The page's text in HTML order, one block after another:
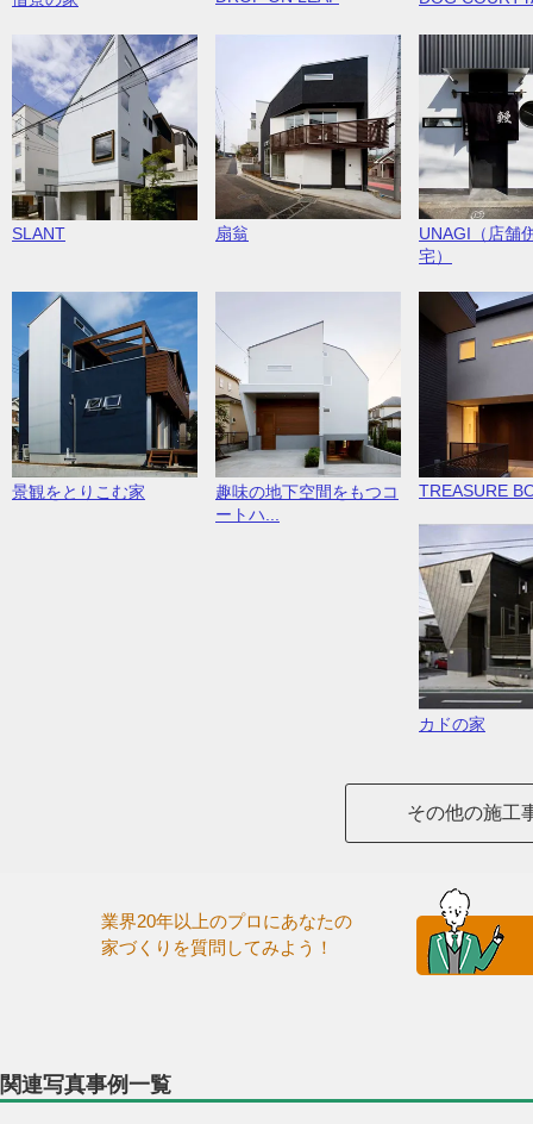
SLANT 扇翁
UNAGI（店舗
宅）
景観をとりこむ家
趣味の地下空間をもつコ
ートハ...
TREASURE
カドの家
その他の施工
業界20年以上のプロにあなたの
家づくりを質問してみよう！
関連写真事例一覧